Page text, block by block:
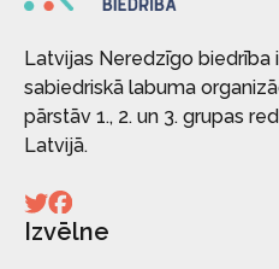
Latvijas Neredzīgo biedrība
sabiedriskā labuma
pārstāv 1., 2. un 3. grupas
Latvijā.
Izvēlne